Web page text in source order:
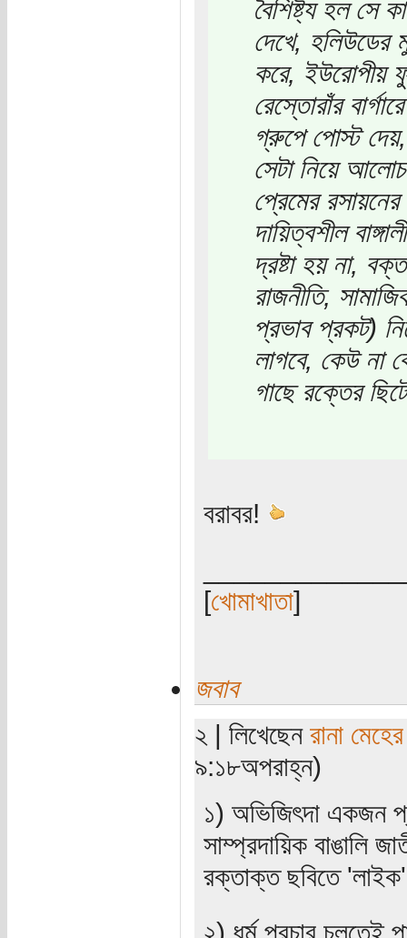
বৈশিষ্ট্য হল সে
দেখে, হলিউডের
করে, ইউরোপীয়
রেস্তোরাঁর
গ্রুপে পোস্ট
সেটা নিয়ে
প্রেমের
দায়িত্বশীল
দ্রষ্টা হয় না,
রাজনীতি,
প্রভাব প্রকট)
লাগবে, কেউ না
গাছে রক্তের
বরাবর!
[খোমাখাতা]
জবাব
২ | লিখেছেন রানা মেহের
৯:১৮অপরাহ্ন)
১) অভিজিৎদা একজন
সাম্প্রদায়িক বাঙালি
রক্তাক্ত ছবিতে
২) ধর্ম প্রচার চলতেই